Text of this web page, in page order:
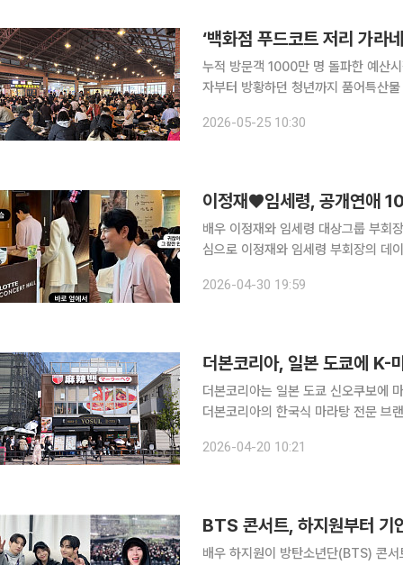
누적 방문객 1000만 명 돌파한 예산
자부터 방황하던 청년까지 품어특산
픈형 식사공간인 ‘장터광장’을 빙 둘
2026-05-25 10:30
이정재♥임세령, 공개연애
배우 이정재와 임세령 대상그룹 부회장이 여전히 열애 중
심으로 이정재와 임세령 부회장의 데이트 목
2026-04-30 19:59
더본코리아, 일본 도쿄에 K-
더본코리아는 일본 도쿄 신오쿠보에 마라
더본코리아의 한국식 마라탕 전문 브
2026-04-20 10:21
BTS 콘서트, 하지원부터
배우 하지원이 방탄소년단(BTS) 콘서트 관람 후기를 전했다. 11일 하지원은 자신의 인스타그램을